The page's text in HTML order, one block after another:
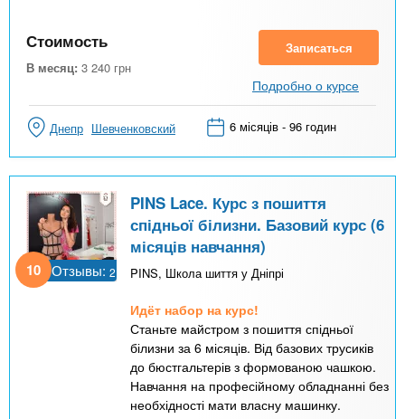
Стоимость
В месяц: 3 240 грн
Записаться
Подробно о курсе
Днепр Шевченковский 6 місяців - 96 годин
10 Отзывы: 2
PINS Lace. Курс з пошиття
спідньої білизни. Базовий курс (6
місяців навчання)
PINS, Школа шиття у Дніпрі
Идёт набор на курс!
Станьте майстром з пошиття спідньої
білизни за 6 місяців. Від базових трусиків
до бюстгальтерів з формованою чашкою.
Навчання на професійному обладнанні без
необхідності мати власну машинку.